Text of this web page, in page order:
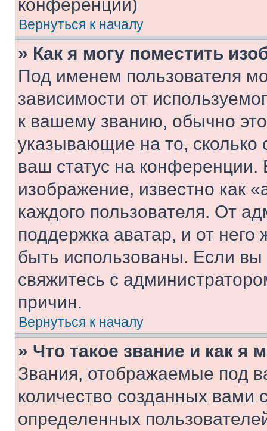
конференции)
Вернуться к началу
» Как я могу поместить
Под именем пользователя
зависимости от
к вашему званию, обычно это
указывающие на то,
ваш статус на
изображение, известно как
каждого пользователя. От
поддержка аватар, и от него
быть использованы. Если
свяжитесь с
причин.
Вернуться к началу
» Что такое звание и как я
Звания, отображаемые под
количество созданных
определенных